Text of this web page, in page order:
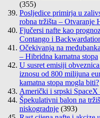
(355)
Posljedice primirja u
robna tržišta – Otvaranje
Fjučersi nafte kao
Contango i
Očekivanja na
– Hibridna kamatna stopa
U susret emisiji
iznosu od 800 milijuna
kamatna stopa mogla biti?
Američki i srpski
Špekulativni balon na
niskogradnje (393)